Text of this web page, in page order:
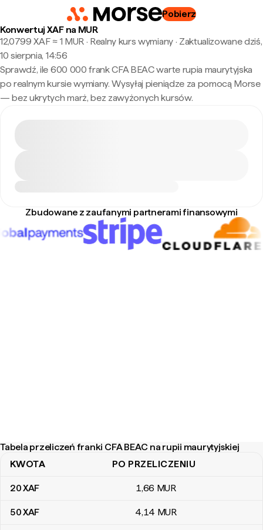
Pobierz
Konwertuj XAF na MUR
12,0799 XAF ≈ 1 MUR · Realny kurs wymiany· Zaktualizowane dziś,
10 sierpnia, 14:56
Sprawdź, ile 600 000 frank CFA BEAC warte rupia maurytyjska
po realnym kursie wymiany. Wysyłaj pieniądze za pomocą Morse
— bez ukrytych marż, bez zawyżonych kursów.
Zbudowane z zaufanymi partnerami finansowymi
Tabela przeliczeń franki CFA BEAC na rupii maurytyjskiej
Tabela przeliczeń franki CFA BEAC na rupii maurytyjskiej
KWOTA PO PRZELICZENIU
20XAF 1,66 MUR
50XAF 4,14 MUR